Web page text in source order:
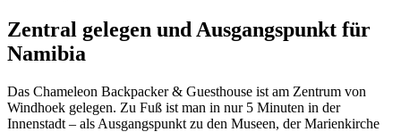
Zentral gelegen und Ausgangspunkt für
Namibia
Das Chameleon Backpacker & Guesthouse ist am Zentrum von
Windhoek gelegen. Zu Fuß ist man in nur 5 Minuten in der
Innenstadt – als Ausgangspunkt zu den Museen, der Marienkirche